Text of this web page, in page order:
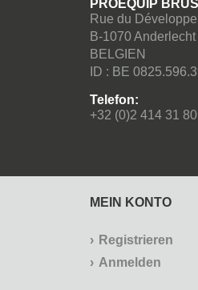
PROEQUIP
Rue du
B-1070 Anderlecht
BELGIEN
ID : BE
Telefon:
+32 (0)2 414 31 80
MEIN KONTO
Registrieren
Anmelden